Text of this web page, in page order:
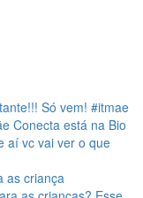
as criança